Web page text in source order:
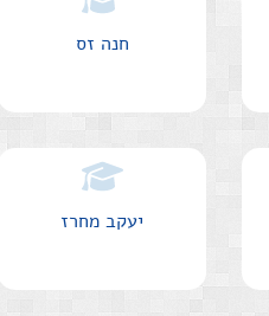
חנה זס
יעקב מחרז